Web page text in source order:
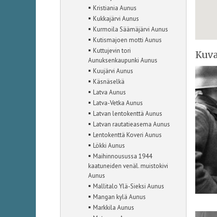
▪ Kristiania Aunus
▪ Kukkajärvi Aunus
▪ Kurmoila Säämäjärvi Aunus
▪ Kutismajoen motti Aunus
▪ Kuttujevin tori
Aunuksenkaupunki Aunus
▪ Kuujärvi Aunus
▪ Käsnäselkä
▪ Latva Aunus
▪ Latva-Vetka Aunus
▪ Latvan lentokenttä Aunus
▪ Latvan rautatieasema Aunus
▪ Lentokenttä Koveri Aunus
▪ Lökki Aunus
▪ Maihinnousussa 1944
kaatuneiden venäl. muistokivi
Aunus
▪ Mallitalo Ylä-Sieksi Aunus
▪ Mangan kylä Aunus
▪ Markkila Aunus